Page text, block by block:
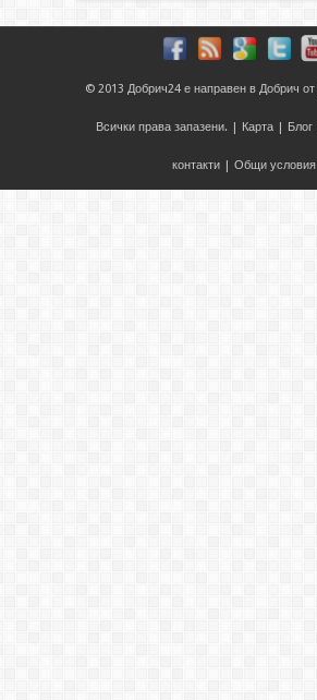
© 2013 Добрич24 е направен в Добрич от
Всички права запазени. | Карта | Блог
контакти | Общи условия